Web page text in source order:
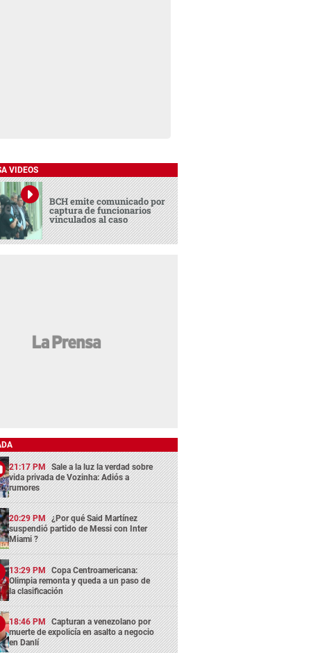
VIDEOS
BCH emite comunicado por
captura de funcionarios
vinculados al caso
21:17 PM Sale a la luz la verdad sobre
vida privada de Vozinha: Adiós a
rumores
20:29 PM ¿Por qué Said Martínez
suspendió partido de Messi con Inter
Miami ?
13:29 PM Copa Centroamericana:
Olimpia remonta y queda a un paso de
la clasificación
18:46 PM Capturan a venezolano por
muerte de expolicía en asalto a negocio
en Danlí